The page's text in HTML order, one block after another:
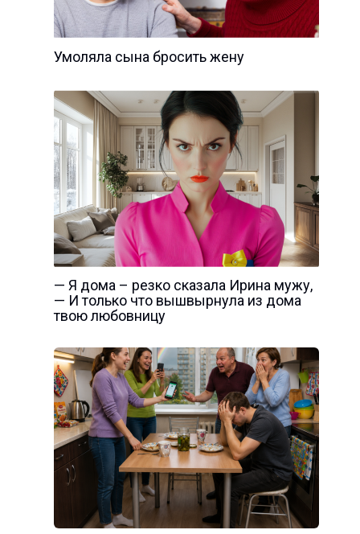
Умоляла сына бросить жену
— Я дома – резко сказала Ирина мужу,
— И только что вышвырнула из дома
твою любовницу